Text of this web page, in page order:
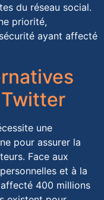
du réseau social.
priorité,
ayant affecté
une
pour assurer la
Face aux
et à la
400 millions